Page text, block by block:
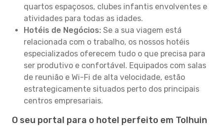
quartos espaçosos, clubes infantis envolventes e
atividades para todas as idades.
Hotéis de Negócios: Se a sua viagem está
relacionada com o trabalho, os nossos hotéis
especializados oferecem tudo o que precisa para
ser produtivo e confortável. Equipados com salas
de reunião e Wi-Fi de alta velocidade, estão
estrategicamente situados perto dos principais
centros empresariais.
O seu portal para o hotel perfeito em Tolhuin